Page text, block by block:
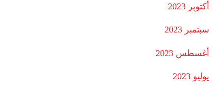
أكتوبر 2023
سبتمبر 2023
أغسطس 2023
يوليو 2023